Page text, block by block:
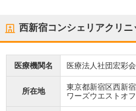
西新宿コンシェリアクリニ
医療機関名 医療法人社団宏彩
所在地
東京都新宿区西新
ワーズウエストオ